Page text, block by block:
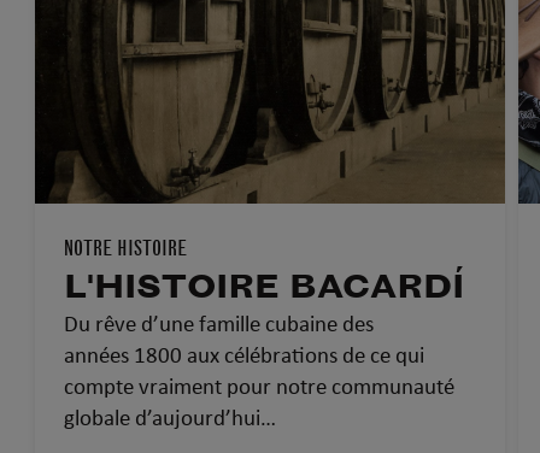
NOTRE HISTOIRE
L'HISTOIRE BACARDÍ
Du rêve d’une famille cubaine des
années 1800 aux célébrations de ce qui
compte vraiment pour notre communauté
globale d’aujourd’hui…